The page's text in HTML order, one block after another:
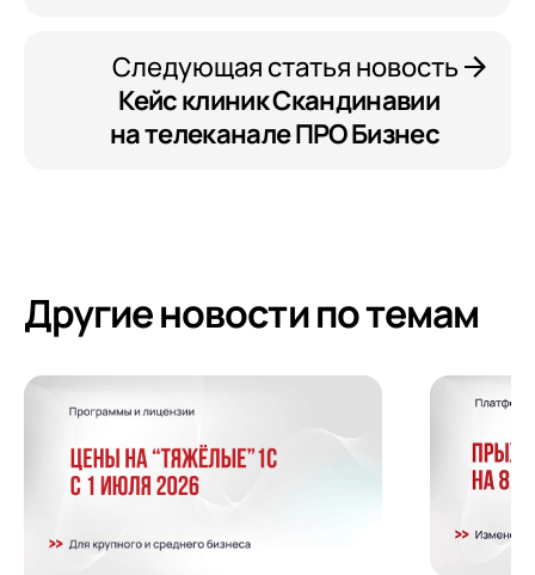
Следующая статья новость
Кейс клиник Скандинавии
на телеканале ПРО Бизнес
Другие новости по темам